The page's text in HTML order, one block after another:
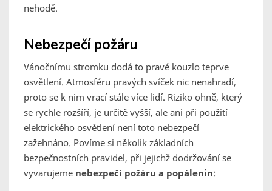
nehodě.
Nebezpečí požáru
Vánočnímu stromku dodá to pravé kouzlo teprve
osvětlení. Atmosféru pravých svíček nic nenahradí,
proto se k nim vrací stále více lidí. Riziko ohně, který
se rychle rozšíří, je určitě vyšší, ale ani při použití
elektrického osvětlení není toto nebezpečí
zažehnáno. Povíme si několik základních
bezpečnostních pravidel, při jejichž dodržování se
vyvarujeme nebezpečí požáru a popálenin: